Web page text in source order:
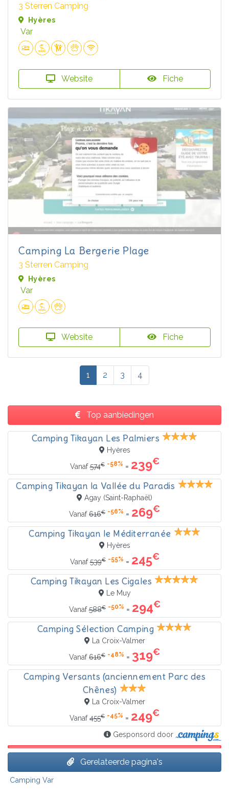
3 Sterren Camping
Hyères
Var
Website Fiche
Camping La Bergerie Plage
3 Sterren Camping
Hyères
Var
Website Fiche
1 2 3 4
Top aanbiedingen
Camping Tikayan Les Palmiers
Hyères
Vanaf574€ -58% = 239€
Camping Tikayan la Vallée du Paradis
Agay (Saint-Raphaël)
Vanaf616€ -56% = 269€
Camping Tikayan le Méditerranée
Hyères
Vanaf539€ -55% = 245€
Camping Tikayan Les Cigales
Le Muy
Vanaf588€ -50% = 294€
Camping Sélection Camping
La Croix-Valmer
Vanaf616€ -48% = 319€
Camping Versants (anciennement Parc des
Chênes)
La Croix-Valmer
Vanaf455€ -45% = 249€
Gesponsord door
Gerelateerde pagina's
Camping Var